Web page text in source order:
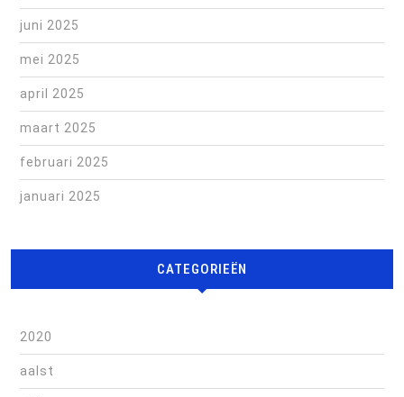
juni 2025
mei 2025
april 2025
maart 2025
februari 2025
januari 2025
CATEGORIEËN
2020
aalst